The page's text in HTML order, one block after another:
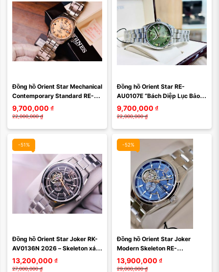
Đồng hồ Orient Star Mechanical
Contemporary Standard RE-
AU0108G00B – Vẻ đẹp cơ khí
Nhật Bản ...
9,700,000 ₫
22,000,000 ₫
Đồng hồ Orient Star RE-
AU0107E “Bách Diệp Lục Bảo” –
Tuyệt tác sắc xanh dành cho
người chơi đồng ...
9,700,000 ₫
22,000,000 ₫
-51%
Đồng hồ Orient Star Joker RK-
AV0136N 2026 – Skeleton xám
khói đẳng cấp, bộ máy in-
house Nhật Bản ...
13,200,000 ₫
27,000,000 ₫
-52%
Đồng hồ Orient Star Joker
Modern Skeleton RE-
AV0134E00B (RK-AV0134E)
2026 – Tuyệt tác lộ cơ Nhật ...
13,900,000 ₫
29,000,000 ₫